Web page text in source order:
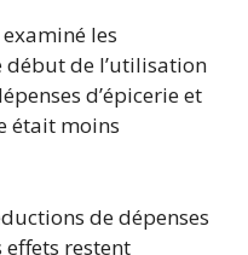
les
début de l’utilisation
d’épicerie et
était moins
de dépenses
restent